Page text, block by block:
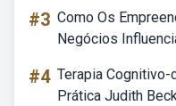
#3 Como Os
Negócios
#4 Terapia Cognitivo-
Prática Judith